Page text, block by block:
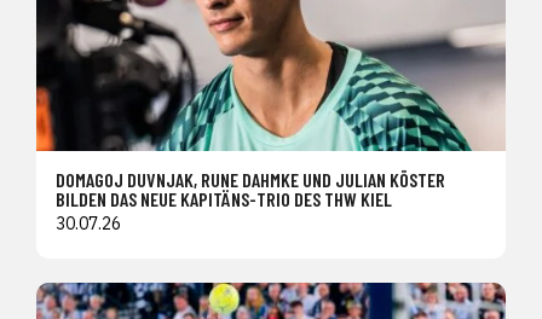
DOMAGOJ DUVNJAK, RUNE DAHMKE UND JULIAN KÖSTER
BILDEN DAS NEUE KAPITÄNS-TRIO DES THW KIEL
30.07.26